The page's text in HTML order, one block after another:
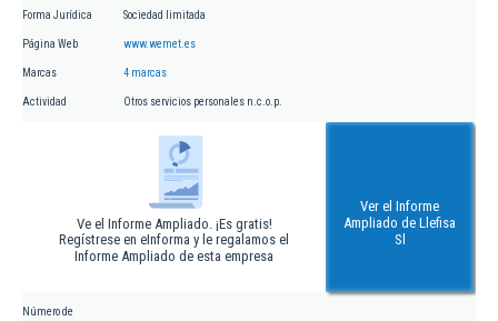
Forma Jurídica Sociedad limitada
Página Web www.wemet.es
Marcas 4 marcas
Actividad Otros servicios personales n.c.o.p.
Ve el Informe Ampliado. ¡Es gratis!
Regístrese en eInforma y le regalamos el
Informe Ampliado de esta empresa
Ver el Informe
Ampliado de Llefisa
Sl
Número de